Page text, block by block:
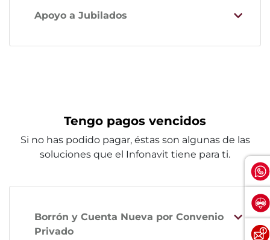
Apoyo a Jubilados
Tengo pagos vencidos
Si no has podido pagar, éstas son algunas de las
soluciones que el Infonavit tiene para ti.
Borrón y Cuenta Nueva por Convenio
Privado